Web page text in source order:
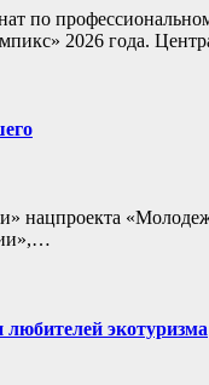
по
2026 года.
нацпроекта
любителей экотуризма